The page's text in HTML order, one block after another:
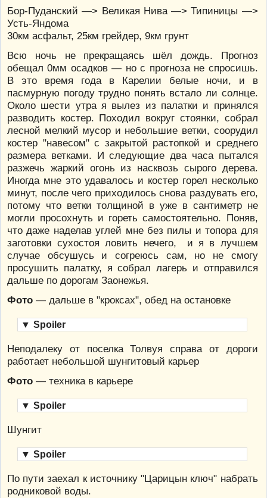
Бор-Пуданский —> Великая Нива —> Типиницы —>
Усть-Яндома
30км асфальт, 25км грейдер, 9км грунт
Всю ночь не прекращаясь шёл дождь. Прогноз
обещал 0мм осадков — но с прогноза не спросишь.
В это время года в Карелии белые ночи, и в
пасмурную погоду трудно понять встало ли солнце.
Около шести утра я вылез из палатки и принялся
разводить костер. Походил вокруг стоянки, собрал
лесной мелкий мусор и небольшие ветки, соорудил
костер "навесом" с закрытой растопкой и среднего
размера ветками. И следующие два часа пытался
разжечь жаркий огонь из насквозь сырого дерева.
Иногда мне это удавалось и костер горел несколько
минут, после чего приходилось снова раздувать его,
потому что ветки толщиной в уже в сантиметр не
могли просохнуть и гореть самостоятельно. Поняв,
что даже наделав углей мне без пилы и топора для
заготовки сухостоя ловить нечего, и я в лучшем
случае обсушусь и согреюсь сам, но не смогу
просушить палатку, я собрал лагерь и отправился
дальше по дорогам Заонежья.
Фото — дальше в "кроксах", обед на остановке
▼ Spoiler
Неподалеку от поселка Толвуя справа от дороги
работает небольшой шунгитовый карьер
Фото — техника в карьере
▼ Spoiler
Шунгит
▼ Spoiler
По пути заехал к источнику "Царицын ключ" набрать
родниковой воды.